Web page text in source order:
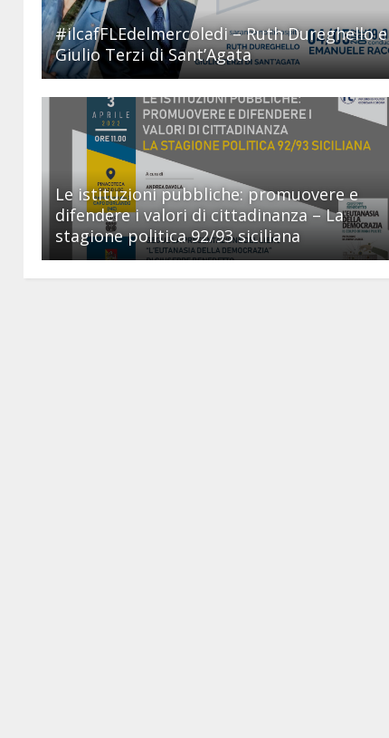
#ilcafFLEdelmercoledi – Ruth Dureghello e
Giulio Terzi di Sant’Agata
Le istituzioni pubbliche: promuovere e
difendere i valori di cittadinanza – La
stagione politica 92/93 siciliana